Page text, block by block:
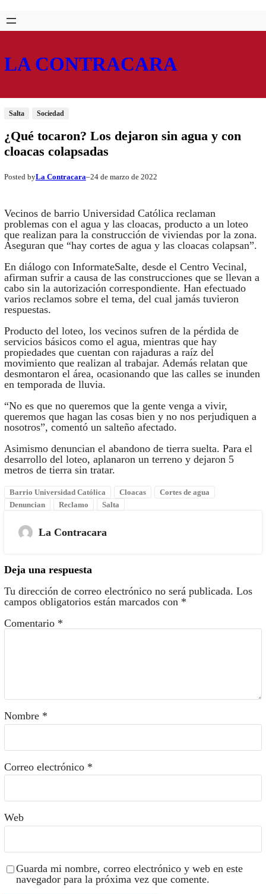
Saltar
al
Skip
to
LA CONTRACARA
Salta Sociedad
¿Qué tocaron? Los dejaron sin agua y con
cloacas colapsadas
Posted byLa Contracara–24 de marzo de 2022
Vecinos de barrio Universidad Católica reclaman
problemas con el agua y las cloacas, producto a un loteo
que realizan para la construcción de viviendas por la zona.
Aseguran que “hay cortes de agua y las cloacas colapsan”.
En diálogo con InformateSalte, desde el Centro Vecinal,
afirman sufrir a causa de las construcciones que se llevan a
cabo sin la autorización correspondiente. Han efectuado
varios reclamos sobre el tema, del cual jamás tuvieron
respuestas.
Producto del loteo, los vecinos sufren de la pérdida de
servicios básicos como el agua, mientras que hay
propiedades que cuentan con rajaduras a raíz del
movimiento que realizan al trabajar. Además relatan que
desmontaron el área, ocasionando que las calles se inunden
en temporada de lluvia.
“No es que no queremos que la gente venga a vivir,
queremos que hagan las cosas bien y no nos perjudiquen a
nosotros”, comentó un salteño afectado.
Asimismo denuncian el abandono de tierra suelta. Para el
desarrollo del loteo, aplanaron un terreno y dejaron 5
metros de tierra sin tratar.
Barrio Universidad Católica Cloacas
Cortes de agua
Denuncian
Reclamo Salta
La Contracara
Deja una respuesta
Tu dirección de correo electrónico no será publicada. Los
campos obligatorios están marcados con *
Comentario *
Nombre *
Correo electrónico *
Web
Guarda mi nombre, correo electrónico y web en este
navegador para la próxima vez que comente.